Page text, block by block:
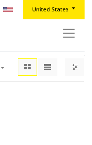
United States